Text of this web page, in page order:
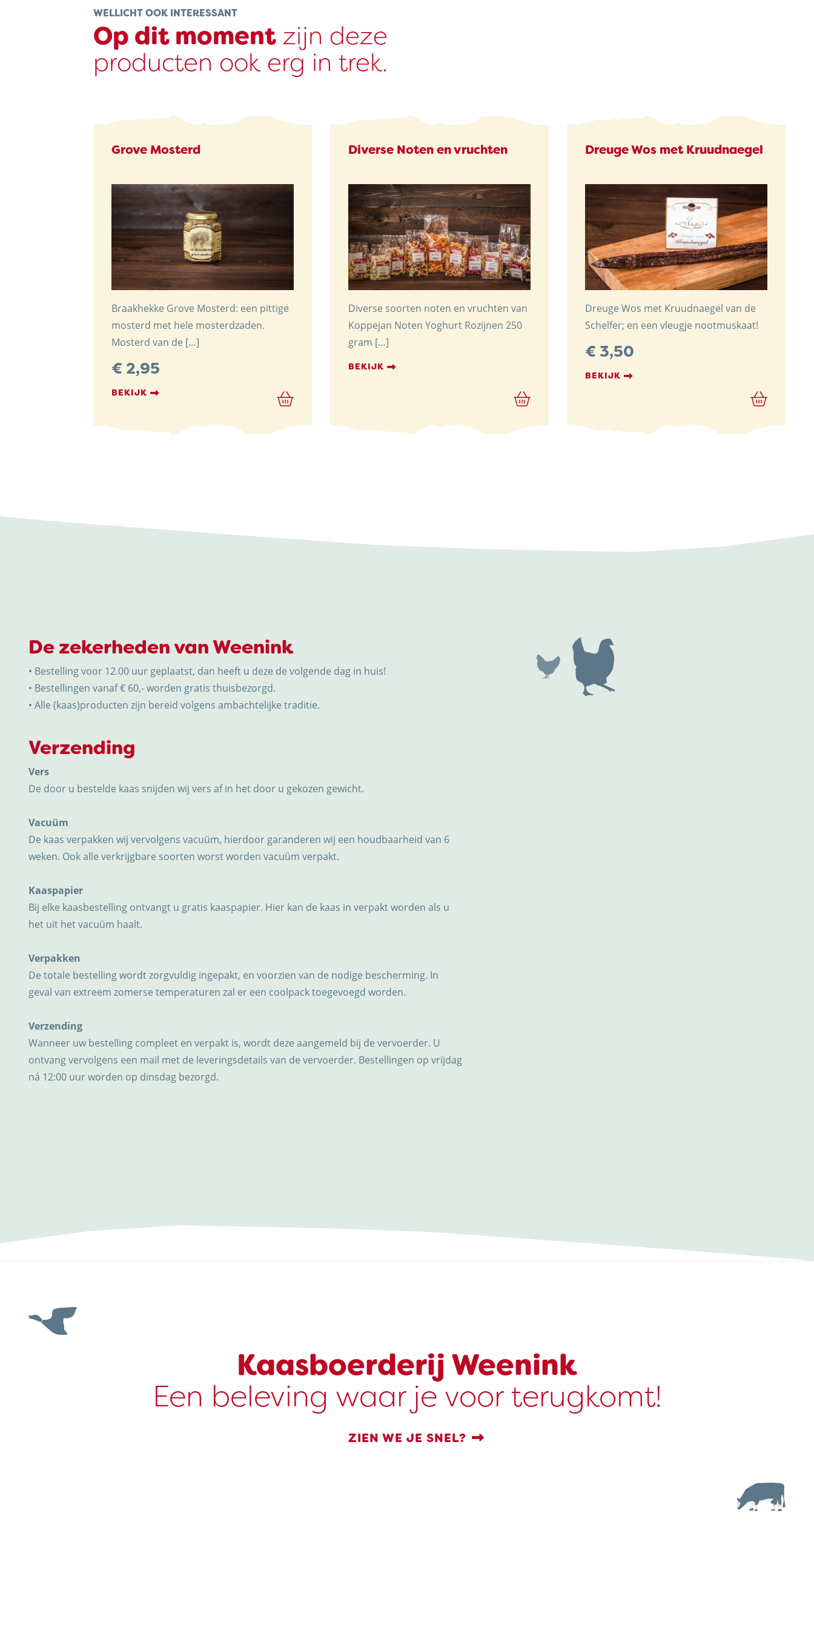
WELLICHT OOK INTERESSANT
Op dit momentzijn deze
producten ook erg in trek.
Grove Mosterd
Braakhekke Grove Mosterd: een pittige
mosterd met hele mosterdzaden.
Mosterd van de […]
€ 2,95
BEKIJK
Diverse Noten en vruchten
Diverse soorten noten en vruchten van
Koppejan Noten Yoghurt Rozijnen 250
gram […]
BEKIJK
Dreuge Wos met Kruudnaegel
Dreuge Wos met Kruudnaegel van de
Schelfer; en een vleugje nootmuskaat!
€ 3,50
BEKIJK
De zekerheden van Weenink
• Bestelling voor 12.00 uur geplaatst, dan heeft u deze de volgende dag in huis!
• Bestellingen vanaf € 60,- worden gratis thuisbezorgd.
• Alle (kaas)producten zijn bereid volgens ambachtelijke traditie.
Verzending
Vers
De door u bestelde kaas snijden wij vers af in het door u gekozen gewicht.
Vacuüm
De kaas verpakken wij vervolgens vacuüm, hierdoor garanderen wij een houdbaarheid van 6
weken. Ook alle verkrijgbare soorten worst worden vacuüm verpakt.
Kaaspapier
Bij elke kaasbestelling ontvangt u gratis kaaspapier. Hier kan de kaas in verpakt worden als u
het uit het vacuüm haalt.
Verpakken
De totale bestelling wordt zorgvuldig ingepakt, en voorzien van de nodige bescherming. In
geval van extreem zomerse temperaturen zal er een coolpack toegevoegd worden.
Verzending
Wanneer uw bestelling compleet en verpakt is, wordt deze aangemeld bij de vervoerder. U
ontvang vervolgens een mail met de leveringsdetails van de vervoerder. Bestellingen op vrijdag
ná 12:00 uur worden op dinsdag bezorgd.
Kaasboerderij Weenink
Een beleving waar je voor terugkomt!
ZIEN WE JE SNEL?